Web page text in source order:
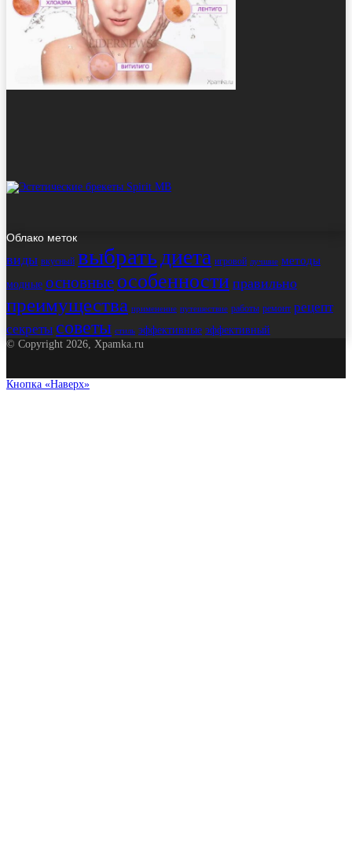
Облако меток
виды вкусный выбратьдиета игровой лучшие методы
модные основные особенности правильно
преимущества применение путешествие работы ремонт рецепт
секреты советы стиль эффективные эффективный
© Copyright 2026, Xpamka.ru
Кнопка «Наверх»